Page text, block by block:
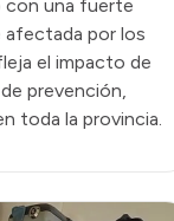
con una fuerte
afectada por los
el impacto de
prevención,
toda la provincia.